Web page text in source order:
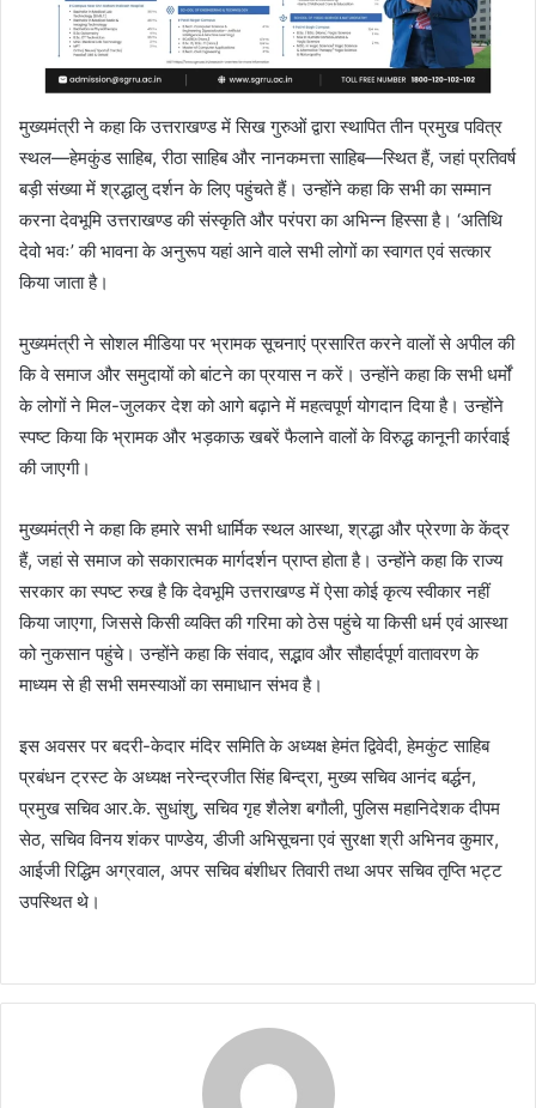
मुख्यमंत्री ने कहा कि उत्तराखण्ड में सिख गुरुओं द्वारा स्थापित तीन प्रमुख पवित्र
स्थल—हेमकुंड साहिब, रीठा साहिब और नानकमत्ता साहिब—स्थित हैं, जहां प्रतिवर्ष
बड़ी संख्या में श्रद्धालु दर्शन के लिए पहुंचते हैं। उन्होंने कहा कि सभी का सम्मान
करना देवभूमि उत्तराखण्ड की संस्कृति और परंपरा का अभिन्न हिस्सा है। ‘अतिथि
देवो भवः’ की भावना के अनुरूप यहां आने वाले सभी लोगों का स्वागत एवं सत्कार
किया जाता है।
मुख्यमंत्री ने सोशल मीडिया पर भ्रामक सूचनाएं प्रसारित करने वालों से अपील की
कि वे समाज और समुदायों को बांटने का प्रयास न करें। उन्होंने कहा कि सभी धर्मों
के लोगों ने मिल-जुलकर देश को आगे बढ़ाने में महत्वपूर्ण योगदान दिया है। उन्होंने
स्पष्ट किया कि भ्रामक और भड़काऊ खबरें फैलाने वालों के विरुद्ध कानूनी कार्रवाई
की जाएगी।
मुख्यमंत्री ने कहा कि हमारे सभी धार्मिक स्थल आस्था, श्रद्धा और प्रेरणा के केंद्र
हैं, जहां से समाज को सकारात्मक मार्गदर्शन प्राप्त होता है। उन्होंने कहा कि राज्य
सरकार का स्पष्ट रुख है कि देवभूमि उत्तराखण्ड में ऐसा कोई कृत्य स्वीकार नहीं
किया जाएगा, जिससे किसी व्यक्ति की गरिमा को ठेस पहुंचे या किसी धर्म एवं आस्था
को नुकसान पहुंचे। उन्होंने कहा कि संवाद, सद्भाव और सौहार्दपूर्ण वातावरण के
माध्यम से ही सभी समस्याओं का समाधान संभव है।
इस अवसर पर बदरी-केदार मंदिर समिति के अध्यक्ष हेमंत द्विवेदी, हेमकुंट साहिब
प्रबंधन ट्रस्ट के अध्यक्ष नरेन्द्रजीत सिंह बिन्द्रा, मुख्य सचिव आनंद बर्द्धन,
प्रमुख सचिव आर.के. सुधांशु, सचिव गृह शैलेश बगौली, पुलिस महानिदेशक दीपम
सेठ, सचिव विनय शंकर पाण्डेय, डीजी अभिसूचना एवं सुरक्षा श्री अभिनव कुमार,
आईजी रिद्धिम अग्रवाल, अपर सचिव बंशीधर तिवारी तथा अपर सचिव तृप्ति भट्ट
उपस्थित थे।